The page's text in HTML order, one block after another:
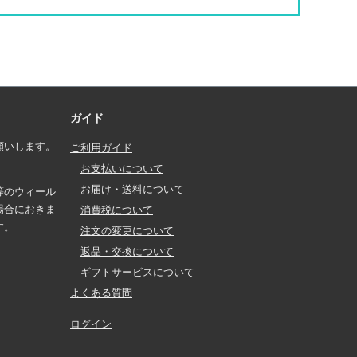
します。
のウィール
におきま
ガイド
ご利用ガイド
お支払いについて
お届け・送料について
消費税について
注文の変更について
返品・交換について
ギフトサービスについて
よくある質問
ログイン